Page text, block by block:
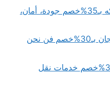
افضل شركه نقل عفش بمكه بـ35%خصم جودة، أمان،
شركات نقل عفش جدة مرجان بـ30%خصم فن نحن
نقل دبش العروسة جدة بـ30%خصم خدمات نقل